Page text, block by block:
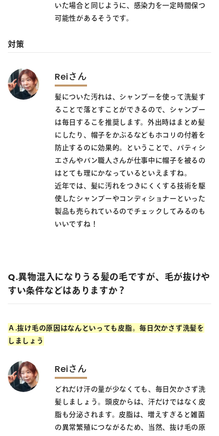
いた場合と同じように、感染力を一定時間保つ
可能性があるそうです。
対策
Reiさん
髪についた汚れは、シャンプーを使って洗髪す
ることで落とすことができるので、シャンプー
は毎日するこを推奨します。外出時はまとめ髪
にしたり、帽子をかぶるなどもホコリの付着を
防止するのに効果的。ということで、パティシ
エさんやパン職人さんが仕事中に帽子を被るの
はとても理にかなっているといえますね。
近年では、髪に汚れをつきにくくする技術を駆
使したシャンプーやコンディショナーといった
製品も売られているのでチェックしてみるのも
いいですね！
Q.異物混入になりうる髪の毛ですが、毛が抜けや
すい条件などはありますか？
Ａ.抜け毛の原因はなんといっても皮脂。毎日欠かさず洗髪を
しましょう
Reiさん
どれだけ汗の量が少なくても、毎日欠かさず洗
髪しましょう。頭皮からは、汗だけではなく皮
脂も分泌されます。皮脂は、増えすぎると雑菌
の異常繁殖につながるため、当然、抜け毛の原